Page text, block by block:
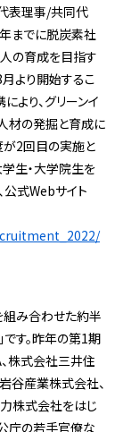
表理事/共同代
までに脱炭素社
の育成を目指す
より開始するこ
より、グリーンイ
材の発掘と育成に
が2回目の実施と
生・大学院生を
公式Webサイト
組み合わせた約半
す。昨年の第1期
株式会社三井住
谷産業株式会社、
株式会社をはじ
庁の若手官僚な